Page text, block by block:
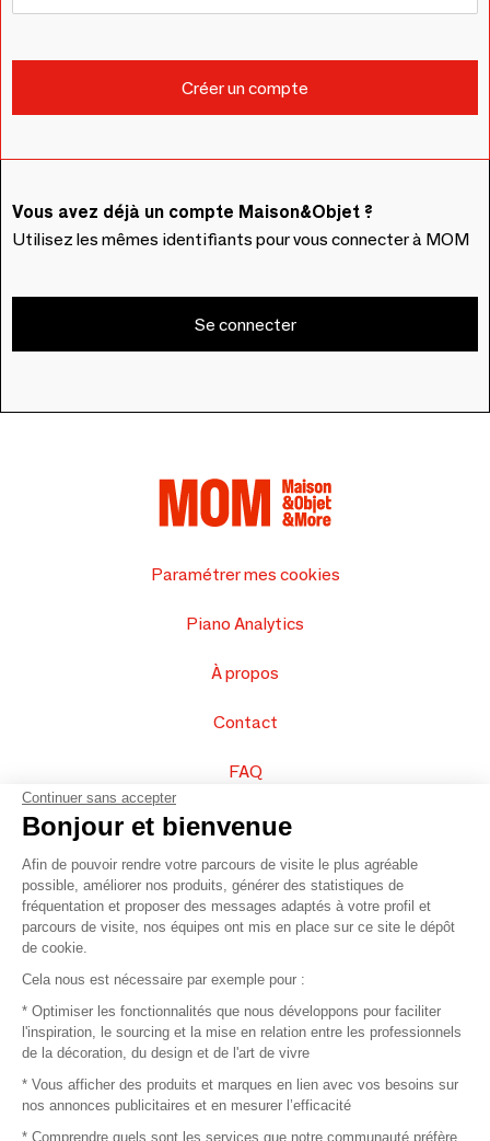
Vous avez déjà un compte Maison&Objet ?
Utilisez les mêmes identifiants pour vous connecter à MOM
Se connecter
Paramétrer mes cookies
Piano Analytics
À propos
Contact
FAQ
Vendez vos produits
Plan du site
© 2016 –Organisation SAFI
Recrutement
Continuer sans accepter
Bonjour et bienvenue
Afin de pouvoir rendre votre parcours de visite le plus agréable
possible, améliorer nos produits, générer des statistiques de
fréquentation et proposer des messages adaptés à votre profil et
parcours de visite, nos équipes ont mis en place sur ce site le dépôt
de cookie.
Cela nous est nécessaire par exemple pour :
* Optimiser les fonctionnalités que nous développons pour faciliter
l'inspiration, le sourcing et la mise en relation entre les professionnels
de la décoration, du design et de l'art de vivre
* Vous afficher des produits et marques en lien avec vos besoins sur
nos annonces publicitaires et en mesurer l’efficacité
* Comprendre quels sont les services que notre communauté préfère